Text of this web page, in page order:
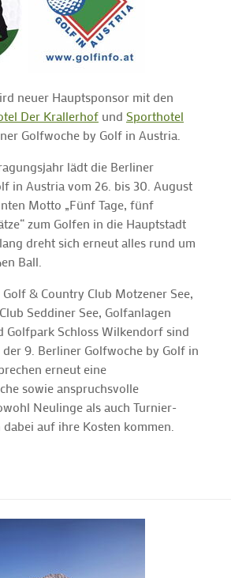
neuer Hauptsponsor mit den
Der Krallerhof und Sporthotel
Golfwoche by Golf in Austria.
lädt die Berliner
in Austria vom 26. bis 30. August
Motto „Fünf Tage, fünf
zum Golfen in die Hauptstadt
dreht sich erneut alles rund um
Ball.
& Country Club Motzener See,
Seddiner See, Golfanlagen
Golfpark Schloss Wilkendorf sind
9. Berliner Golfwoche by Golf in
erneut eine
sowie anspruchsvolle
Neulinge als auch Turnier-
auf ihre Kosten kommen.